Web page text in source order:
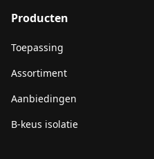
Producten
Toepassing
Assortiment
Aanbiedingen
B-keus isolatie